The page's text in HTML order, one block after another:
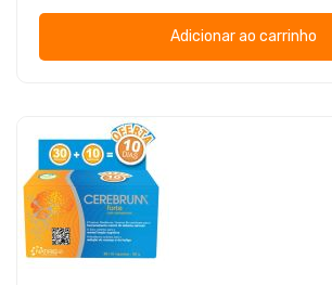
Adicionar ao carrinho